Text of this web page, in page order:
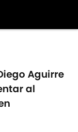
Aguirre
al